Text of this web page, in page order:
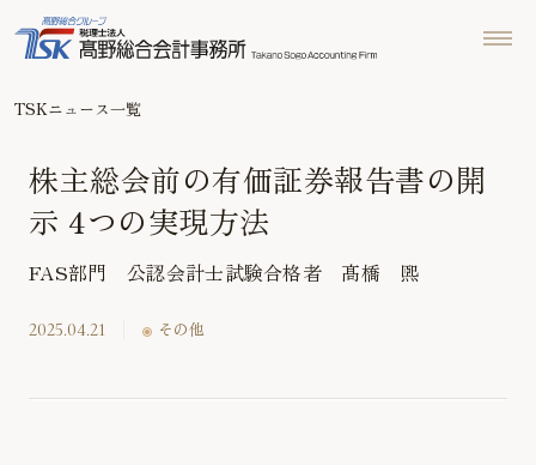
TSKニュース一覧
株主総会前の有価証券報告書の開
示 4つの実現方法
FAS部門 公認会計士試験合格者 髙橋 煕
2025.04.21 その他